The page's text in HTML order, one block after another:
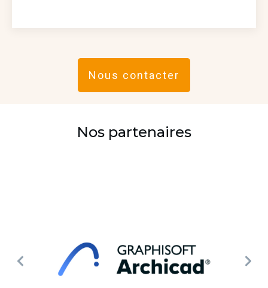
Nous contacter
Nos partenaires